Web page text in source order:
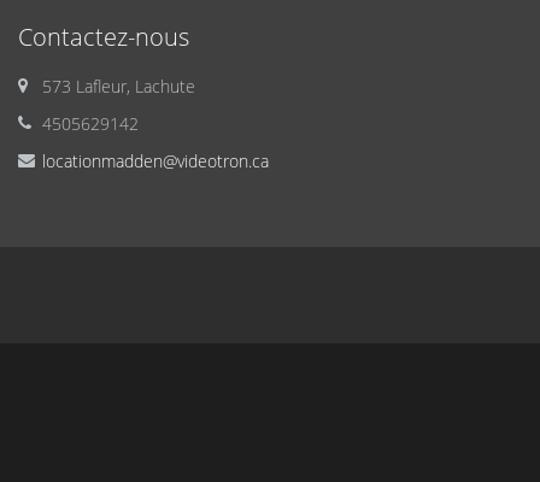
Contactez-nous
573 Lafleur, Lachute
4505629142
locationmadden@videotron.ca